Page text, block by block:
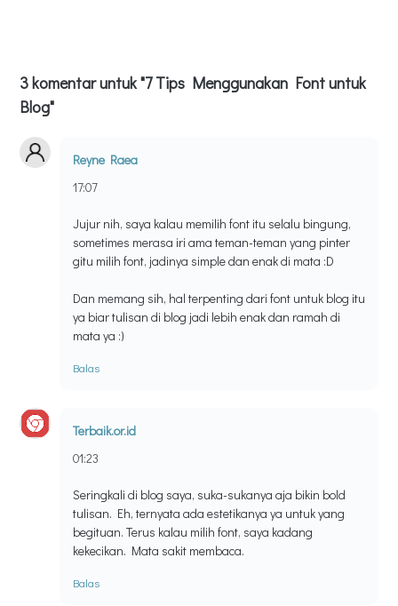
3 komentar untuk "7 Tips Menggunakan Font untuk
Blog"
Reyne Raea
17:07
Jujur nih, saya kalau memilih font itu selalu bingung,
sometimes merasa iri ama teman-teman yang pinter
gitu milih font, jadinya simple dan enak di mata :D
Dan memang sih, hal terpenting dari font untuk blog itu
ya biar tulisan di blog jadi lebih enak dan ramah di
mata ya :)
Balas
Terbaik.or.id
01:23
Seringkali di blog saya, suka-sukanya aja bikin bold
tulisan. Eh, ternyata ada estetikanya ya untuk yang
begituan. Terus kalau milih font, saya kadang
kekecikan. Mata sakit membaca.
Balas